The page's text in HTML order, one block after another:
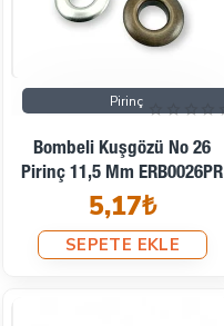
Pirinç
Bombeli Kuşgözü No 26
Pirinç 11,5 Mm ERB0026PR
5,17₺
SEPETE EKLE